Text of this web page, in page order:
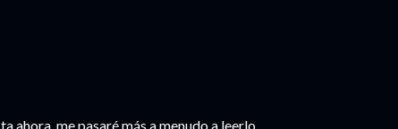
ahora, me pasaré más a menudo a leerlo.